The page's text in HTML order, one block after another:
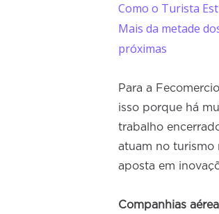
Como o Turista
Mais da metade
próximas
Para a
isso porque há
trabalho
atuam no turismo
aposta em
Companhias